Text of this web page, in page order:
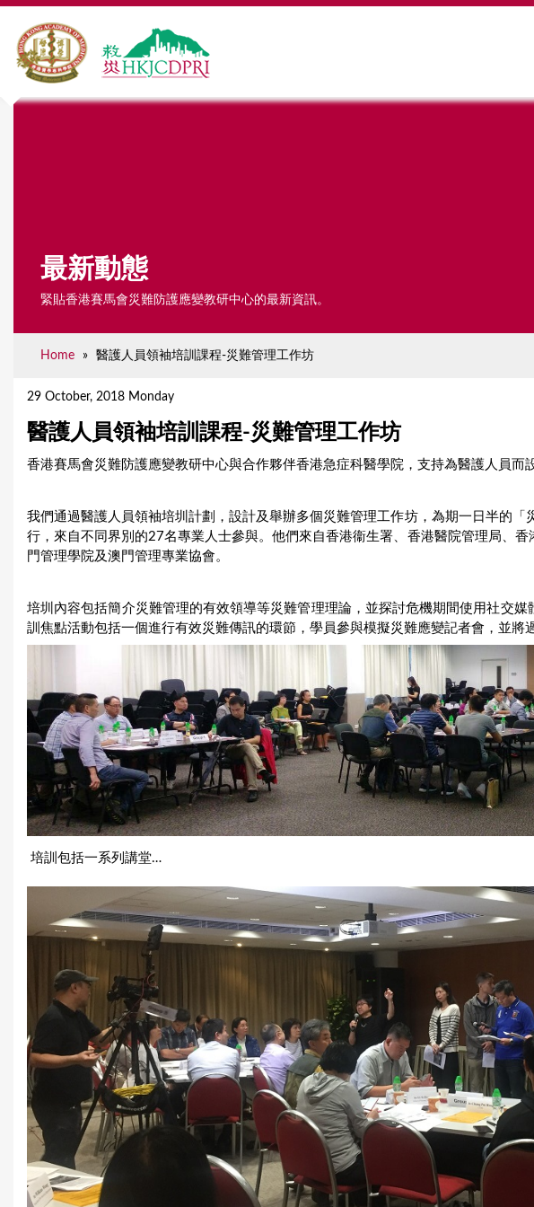
最新動態
緊貼香港賽馬會災難防護應變教研中心的最新資訊。
Home » 醫護人員領袖培訓課程-災難管理工作坊
29 October, 2018 Monday
醫護人員領袖培訓課程-災難管理工作坊
香港賽馬會災難防護應變教研中心與合作夥伴香港急症科醫學院，支持為醫護人員而
我們通過醫護人員領袖培圳計劃，設計及舉辦多個災難管理工作坊，為期一日半的
行，來自不同界別的27名專業人士參與。他們來自香港衞生署、香港醫院管理局、
門管理學院及澳門管理專業協會。
培圳內容包括簡介災難管理的有效領導等災難管理理論，並探討危機期間使用社交
訓焦點活動包括一個進行有效災難傳訊的環節，學員參與模擬災難應變記者會，並將
培訓包括一系列講堂…